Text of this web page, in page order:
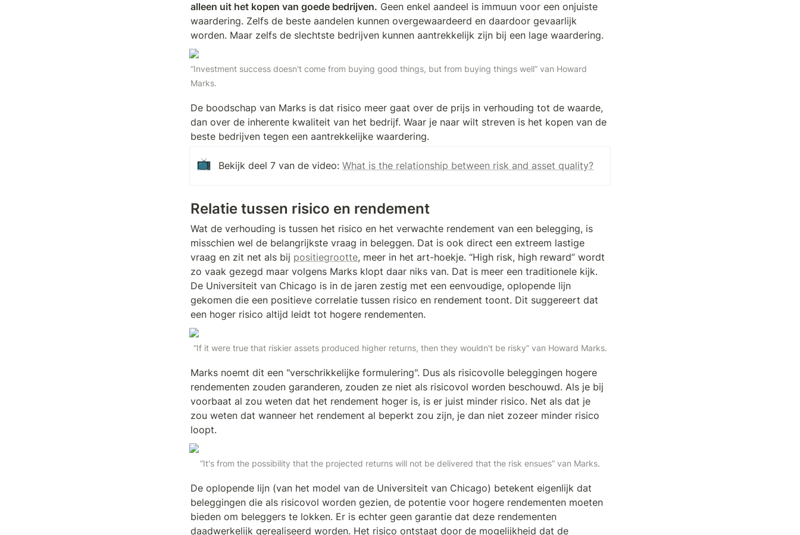
alleen uit het kopen van goede bedrijven. Geen enkel aandeel is immuun voor een onjuiste
waardering. Zelfs de beste aandelen kunnen overgewaardeerd en daardoor gevaarlijk
worden. Maar zelfs de slechtste bedrijven kunnen aantrekkelijk zijn bij een lage waardering.
“Investment success doesn't come from buying good things, but from buying things well” van Howard
Marks.
De boodschap van Marks is dat risico meer gaat over de prijs in verhouding tot de waarde,
dan over de inherente kwaliteit van het bedrijf. Waar je naar wilt streven is het kopen van de
beste bedrijven tegen een aantrekkelijke waardering.
📺 Bekijk deel 7 van de video: What is the relationship between risk and asset quality?
Relatie tussen risico en rendement
Wat de verhouding is tussen het risico en het verwachte rendement van een belegging, is
misschien wel de belangrijkste vraag in beleggen. Dat is ook direct een extreem lastige
vraag en zit net als bij positiegrootte, meer in het art-hoekje. “High risk, high reward” wordt
zo vaak gezegd maar volgens Marks klopt daar niks van. Dat is meer een traditionele kijk.
De Universiteit van Chicago is in de jaren zestig met een eenvoudige, oplopende lijn
gekomen die een positieve correlatie tussen risico en rendement toont. Dit suggereert dat
een hoger risico altijd leidt tot hogere rendementen.
“If it were true that riskier assets produced higher returns, then they wouldn't be risky” van Howard Marks.
Marks noemt dit een "verschrikkelijke formulering". Dus als risicovolle beleggingen hogere
rendementen zouden garanderen, zouden ze niet als risicovol worden beschouwd. Als je bij
voorbaat al zou weten dat het rendement hoger is, is er juist minder risico. Net als dat je
zou weten dat wanneer het rendement al beperkt zou zijn, je dan niet zozeer minder risico
loopt.
“It's from the possibility that the projected returns will not be delivered that the risk ensues” van Marks.
De oplopende lijn (van het model van de Universiteit van Chicago) betekent eigenlijk dat
beleggingen die als risicovol worden gezien, de potentie voor hogere rendementen moeten
bieden om beleggers te lokken. Er is echter geen garantie dat deze rendementen
daadwerkelijk gerealiseerd worden. Het risico ontstaat door de mogelijkheid dat de